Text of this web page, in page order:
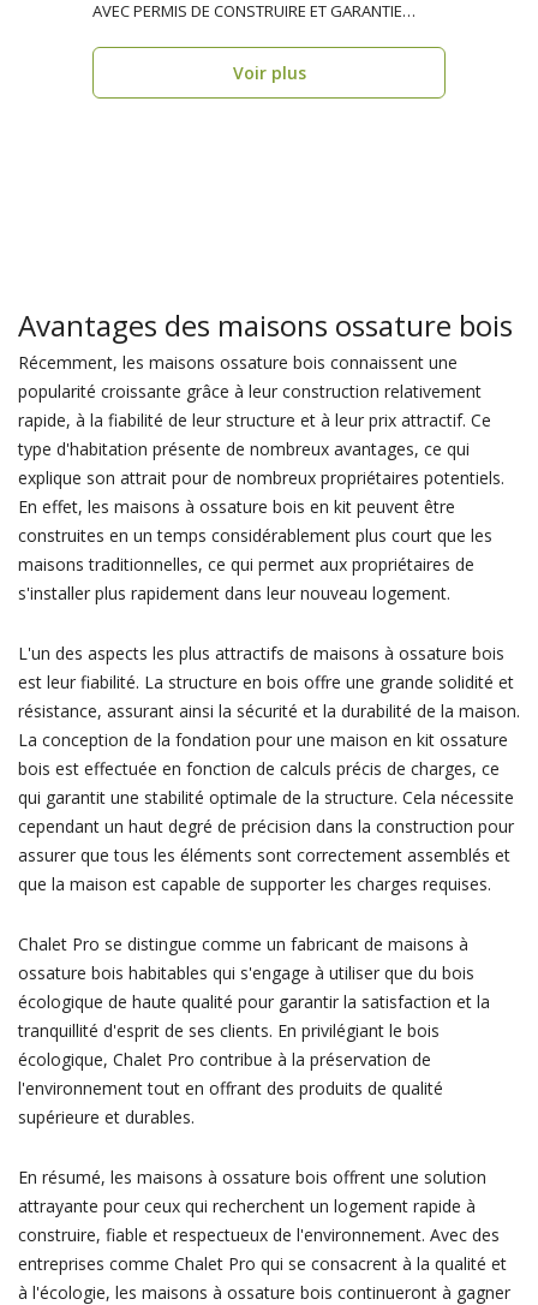
AVEC PERMIS DE CONSTRUIRE ET GARANTIE
Voir plus
Avantages des maisons ossature bois
Récemment, les maisons ossature bois connaissent une
popularité croissante grâce à leur construction relativement
rapide, à la fiabilité de leur structure et à leur prix attractif. Ce
type d'habitation présente de nombreux avantages, ce qui
explique son attrait pour de nombreux propriétaires potentiels.
En effet, les maisons à ossature bois en kit peuvent être
construites en un temps considérablement plus court que les
maisons traditionnelles, ce qui permet aux propriétaires de
s'installer plus rapidement dans leur nouveau logement.
L'un des aspects les plus attractifs de maisons à ossature bois
est leur fiabilité. La structure en bois offre une grande solidité et
résistance, assurant ainsi la sécurité et la durabilité de la maison.
La conception de la fondation pour une maison en kit ossature
bois est effectuée en fonction de calculs précis de charges, ce
qui garantit une stabilité optimale de la structure. Cela nécessite
cependant un haut degré de précision dans la construction pour
assurer que tous les éléments sont correctement assemblés et
que la maison est capable de supporter les charges requises.
Chalet Pro se distingue comme un fabricant de maisons à
ossature bois habitables qui s'engage à utiliser que du bois
écologique de haute qualité pour garantir la satisfaction et la
tranquillité d'esprit de ses clients. En privilégiant le bois
écologique, Chalet Pro contribue à la préservation de
l'environnement tout en offrant des produits de qualité
supérieure et durables.
En résumé, les maisons à ossature bois offrent une solution
attrayante pour ceux qui recherchent un logement rapide à
construire, fiable et respectueux de l'environnement. Avec des
entreprises comme Chalet Pro qui se consacrent à la qualité et
à l'écologie, les maisons à ossature bois continueront à gagner